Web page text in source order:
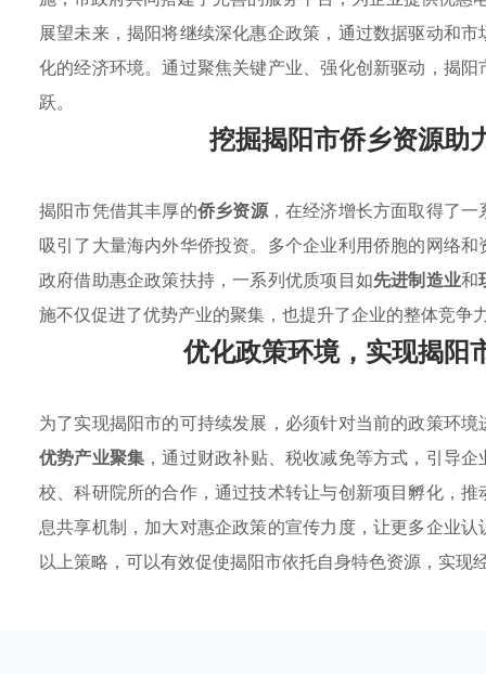
展望未来，揭阳将继续深化惠企政策，通过数据驱动和
化的经济环境。通过聚焦关键产业、强化创新驱动，揭
跃。
挖掘揭阳市侨乡资源助
揭阳市凭借其丰厚的侨乡资源，在经济增长方面取得了
吸引了大量海内外华侨投资。多个企业利用侨胞的网络
政府借助惠企政策扶持，一系列优质项目如先进制造业和
施不仅促进了优势产业的聚集，也提升了企业的整体竞
优化政策环境，实现揭阳
为了实现揭阳市的可持续发展，必须针对当前的政策环
优势产业聚集 ，通过财政补贴、税收减免等方式，引导
校、科研院所的合作，通过技术转让与创新项目孵化，
息共享机制，加大对惠企政策的宣传力度，让更多企业
以上策略，可以有效促使揭阳市依托自身特色资源，实现